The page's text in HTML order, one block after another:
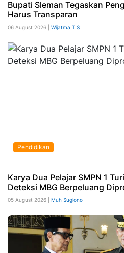
Bupati Sleman Tegaskan
Harus Transparan
06 August 2026 | Wijatma T S
Pendidikan
Karya Dua Pelajar SMPN 1
Deteksi MBG Berpeluang
05 August 2026 | Muh Sugiono